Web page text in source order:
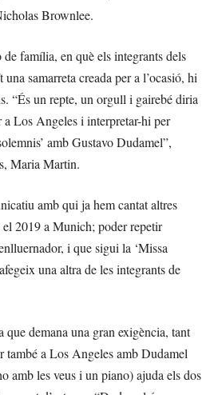
Brownlee.
família, en què els integrants dels
samarreta creada per a l’ocasió, hi
“És un repte, un orgull i gairebé diria
Los Angeles i interpretar-hi per
amb Gustavo Dudamel”,
Maria Martin.
amb qui ja hem cantat altres
el 2019 a Munich; poder repetir
i que sigui la ‘Missa
una altra de les integrants de
que demana una gran exigència, tant
també a Los Angeles amb Dudamel
amb les veus i un piano) ajuda els dos